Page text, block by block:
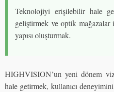
Teknolojiyi erişilebilir hale
geliştirmek ve optik
yapısı oluşturmak.
HIGHVISION’un yeni dönem
hale getirmek, kullanıcı